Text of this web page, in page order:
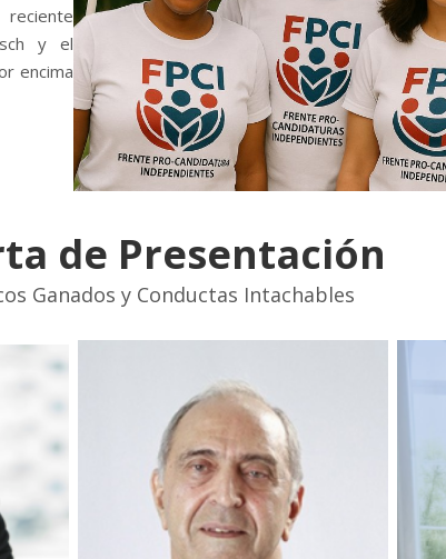
y el
encima
de Presentación
Ganados y Conductas Intachables